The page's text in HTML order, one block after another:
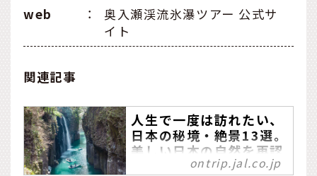
web
：
奥入瀬渓流氷瀑ツアー 公式サ
イト
関連記事
人生で一度は訪れたい、
日本の秘境・絶景13選。
美しい日本の自然を再認
識する旅へontrip.jal.co.jp